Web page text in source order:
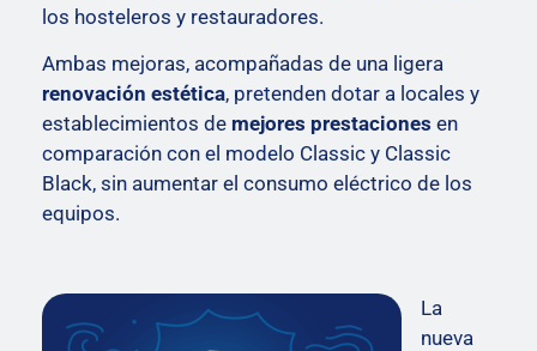
los hosteleros y restauradores.
Ambas mejoras, acompañadas de una ligera
renovación estética, pretenden dotar a locales y
establecimientos de mejores prestaciones en
comparación con el modelo Classic y Classic
Black, sin aumentar el consumo eléctrico de los
equipos.
La
nueva